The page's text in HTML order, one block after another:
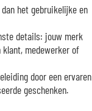
het gebruikelijke en
details: jouw merk
klant, medewerker of
door een ervaren
geschenken.